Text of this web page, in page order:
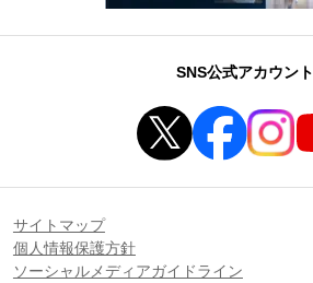
SNS公式アカウント
サイトマップ
個人情報保護方針
ソーシャルメディアガイドライン